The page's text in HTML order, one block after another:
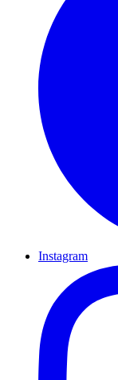
Instagram